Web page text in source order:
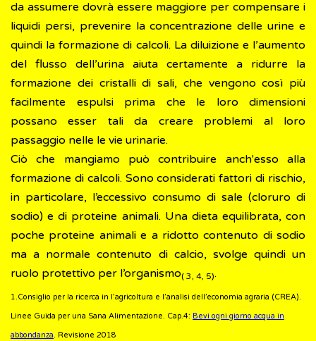
da assumere dovrà essere maggiore per compensare i
liquidi persi, prevenire la concentrazione delle urine e
quindi la formazione di calcoli. La diluizione e l’aumento
del flusso dell’urina aiuta certamente a ridurre la
formazione dei cristalli di sali, che vengono così più
facilmente espulsi prima che le loro dimensioni
possano esser tali da creare problemi al loro
passaggio nelle le vie urinarie.
Ciò che mangiamo può contribuire anch'esso alla
formazione di calcoli. Sono considerati fattori di rischio,
in particolare, l’eccessivo consumo di sale (cloruro di
sodio) e di proteine animali. Una dieta equilibrata, con
poche proteine animali e a ridotto contenuto di sodio
ma a normale contenuto di calcio, svolge quindi un
ruolo protettivo per l’organismo( 3, 4, 5).
1.Consiglio per la ricerca in l’agricoltura e l’analisi dell’economia agraria (CREA).
Linee Guida per una Sana Alimentazione. Cap.4: Bevi ogni giorno acqua in
abbondanza. Revisione 2018